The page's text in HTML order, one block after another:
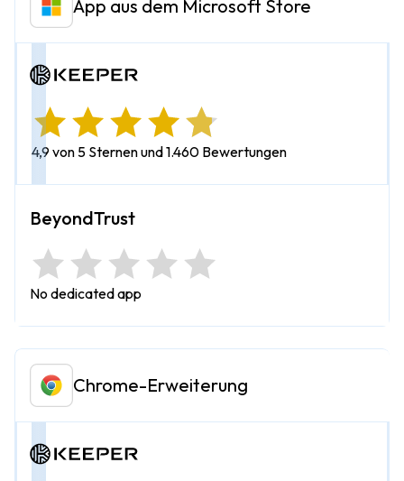
App aus dem Microsoft Store
4,9 von 5 Sternen und 1.460 Bewertungen
No dedicated app
Chrome-Erweiterung